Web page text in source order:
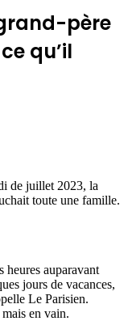
père
qu’il
de juillet 2023, la
toute une famille.
heures auparavant
jours de vacances,
Le Parisien.
en vain.